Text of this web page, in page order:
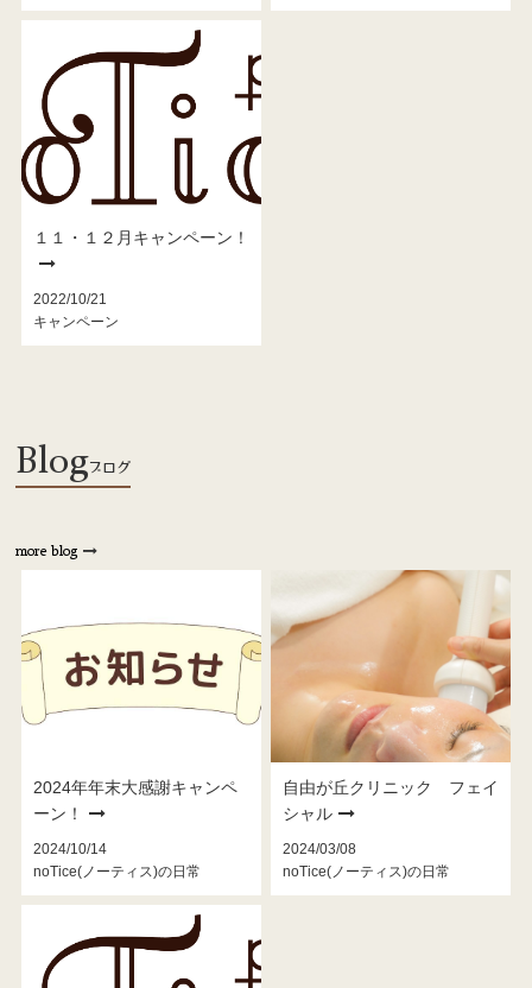
１１・１２月キャンペーン！
2022/10/21
キャンペーン
Blogブログ
more blog
2024年年末大感謝キャンペ
ーン！
2024/10/14
noTice(ノーティス)の日常
自由が丘クリニック フェイ
シャル
2024/03/08
noTice(ノーティス)の日常